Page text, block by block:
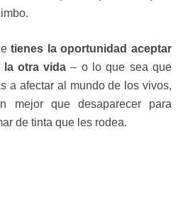
tienes la oportunidad aceptar
la otra vida – o lo que sea que
a afectar al mundo de los vivos,
mejor que desaparecer para
de tinta que les rodea.